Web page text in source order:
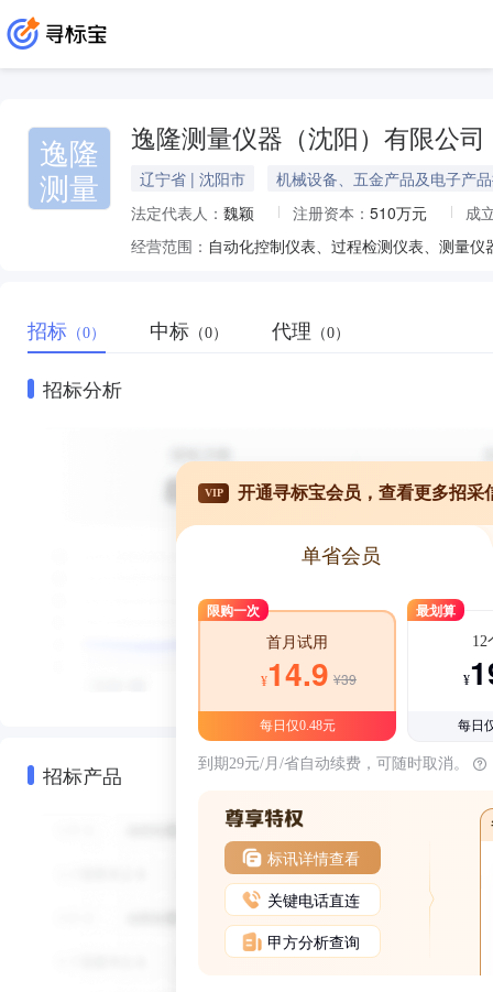
逸隆
测量
逸隆测量仪器（沈阳）有限公司
辽宁省 | 沈阳市
机械设备、五金产品及电子产
法定代表人： 魏颖 注册资本： 510万元
成
经营范围： 自动化控制仪表、过程检测仪表、测量
招标 （0） 中标 （0） 代理 （0）
招标分析
招标产品
VIP 开通寻标宝会员，查看更多招采
单省会员
限购一次
首月试用
¥14.9 ¥39
每日仅0.48元
最划算
12
¥
每日
到期29元/月/省自动续费，可随时取消。
标讯详情查看
关键电话直连
甲方分析查询